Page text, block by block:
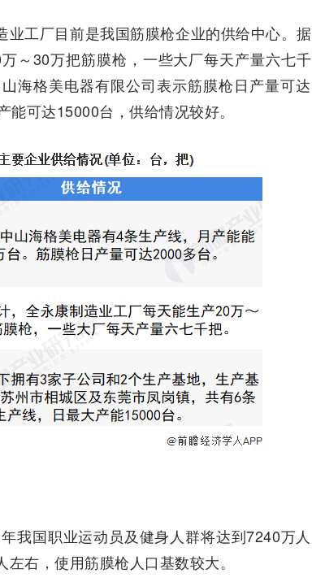
工厂目前是我国筋膜枪企业的供给中心。据
～30万把筋膜枪，一些大厂每天产量六七千
海格美电器有限公司表示筋膜枪日产量可达
可达15000台，供给情况较好。
我国职业运动员及健身人群将达到7240万人
右，使用筋膜枪人口基数较大。